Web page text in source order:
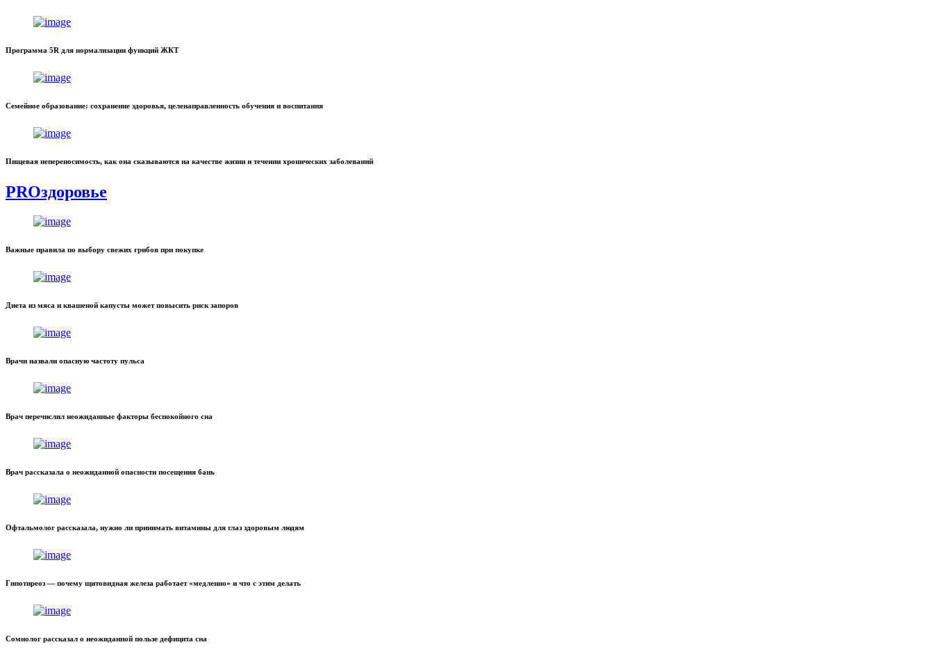
Программа 5R для нормализации функций ЖКТ
Семейное образование: сохранение здоровья, целенаправленность обучения и воспитания
Пищевая непереносимость, как она сказываются на качестве жизни и течении хронических заболеваний
PROздоровье
Важные правила по выбору свежих грибов при покупке
Диета из мяса и квашеной капусты может повысить риск запоров
Врачи назвали опасную частоту пульса
Врач перечислил неожиданные факторы беспокойного сна
Врач рассказала о неожиданной опасности посещения бань
Офтальмолог рассказала, нужно ли принимать витамины для глаз здоровым людям
Гипотиреоз — почему щитовидная железа работает «медленно» и что с этим делать
Сомнолог рассказал о неожиданной пользе дефицита сна